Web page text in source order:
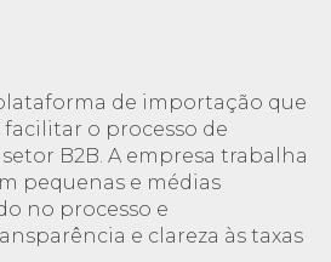
de importação que
o processo de
B2B. A empresa trabalha
pequenas e médias
no processo e
e clareza às taxas